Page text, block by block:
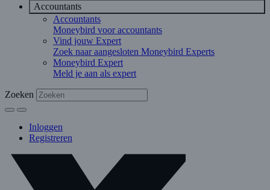
Accountants
Accountants
Moneybird voor accountants
Vind jouw Expert
Zoek naar aangesloten Moneybird Experts
Moneybird Expert
Meld je aan als expert
Zoeken
Inloggen
Registreren